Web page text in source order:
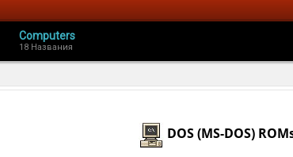
Computers
18 Названия
DOS (MS-DOS)